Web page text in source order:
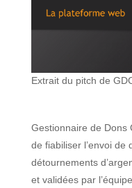
Extrait du pitch de
Gestionnaire de Dons
de fiabiliser l’envoi de
détournements
et validées par